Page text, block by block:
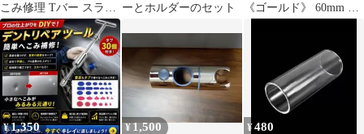
こみ修理 Tバー スライ
ド ハンマー へこみ 凹
み直し B
ーとホルダーのセット
《ゴールド》 60mm ス
トルネック奏法[定形外
郵便、送料無料]mer002
¥1,350 ¥1,500 ¥480